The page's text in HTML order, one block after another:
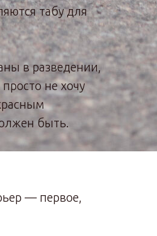
табу для
в разведении,
не хочу
быть.
— первое,